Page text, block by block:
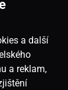
a další
a reklam,